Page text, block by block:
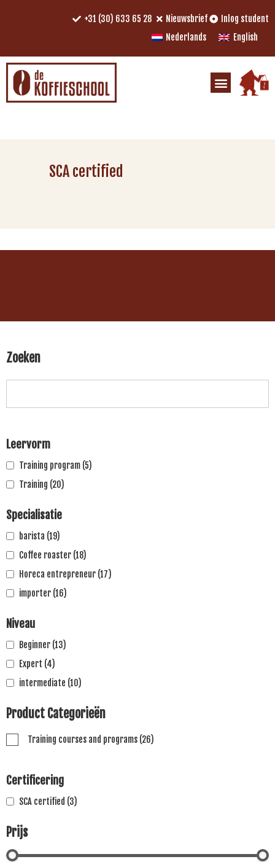
+31 (30) 633 65 28 Nieuwsbrief
Inlog student
Nederlands
English
SCA certified
Zoeken
Leervorm
Training program (5)
Training (20)
Specialisatie
barista (19)
Coffee roaster (18)
Horeca entrepreneur (17)
importer (16)
Niveau
Beginner (13)
Expert (4)
intermediate (10)
Product Categorieën
Training courses and programs (26)
Certificering
SCA certified (3)
Prijs